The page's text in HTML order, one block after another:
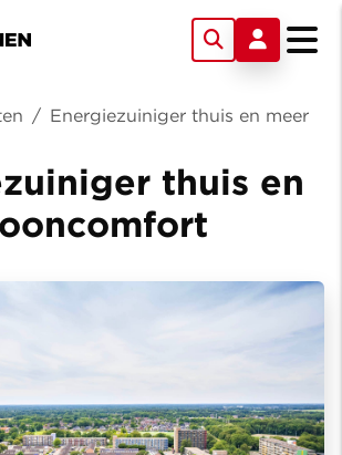
/ Energiezuiniger thuis en meer
thuis en